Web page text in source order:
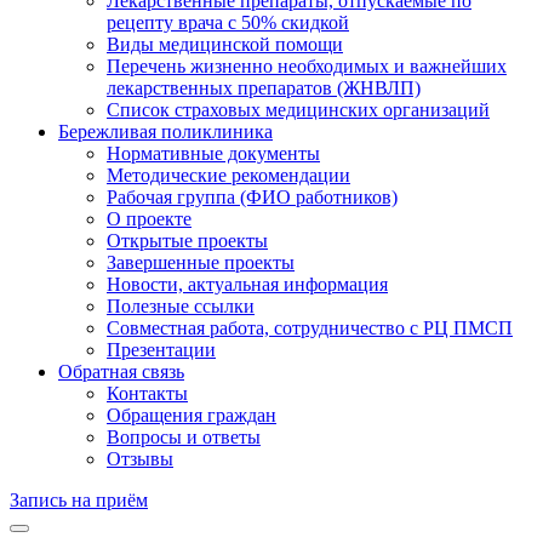
рецепту врача с 50% скидкой
Виды медицинской помощи
Перечень жизненно необходимых и важнейших
лекарственных препаратов (ЖНВЛП)
Список страховых медицинских организаций
Бережливая поликлиника
Нормативные документы
Методические рекомендации
Рабочая группа (ФИО работников)
О проекте
Открытые проекты
Завершенные проекты
Новости, актуальная информация
Полезные ссылки
Совместная работа, сотрудничество с РЦ ПМСП
Презентации
Обратная связь
Контакты
Обращения граждан
Вопросы и ответы
Отзывы
Запись на приём